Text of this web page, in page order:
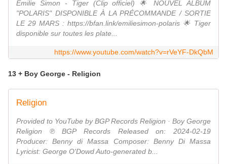
Emilie Simon - Tiger (Clip officiel) 🌟 NOUVEL ALBUM
"POLARIS" DISPONIBLE À LA PRÉCOMMANDE / SORTIE
LE 29 MARS : https://bfan.link/emiliesimon-polaris 🌟 Tiger
disponible sur toutes les plate...
https://www.youtube.com/watch?v=rVeYF-DkQbM
13 + Boy George - Religion
Religion
Provided to YouTube by BGP Records Religion · Boy George
Religion ℗ BGP Records Released on: 2024-02-19
Producer: Benny di Massa Composer: Benny Di Massa
Lyricist: George O'Dowd Auto-generated b...